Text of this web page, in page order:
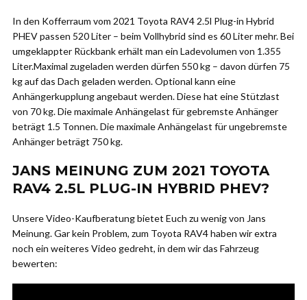
In den Kofferraum vom 2021 Toyota RAV4 2.5l Plug-in Hybrid
PHEV passen 520 Liter – beim Vollhybrid sind es 60 Liter mehr. Bei
umgeklappter Rückbank erhält man ein Ladevolumen von 1.355
Liter.Maximal zugeladen werden dürfen 550 kg – davon dürfen 75
kg auf das Dach geladen werden. Optional kann eine
Anhängerkupplung angebaut werden. Diese hat eine Stützlast
von 70 kg. Die maximale Anhängelast für gebremste Anhänger
beträgt 1.5 Tonnen. Die maximale Anhängelast für ungebremste
Anhänger beträgt 750 kg.
JANS MEINUNG ZUM 2021 TOYOTA
RAV4 2.5L PLUG-IN HYBRID PHEV?
Unsere Video-Kaufberatung bietet Euch zu wenig von Jans
Meinung. Gar kein Problem, zum Toyota RAV4 haben wir extra
noch ein weiteres Video gedreht, in dem wir das Fahrzeug
bewerten: